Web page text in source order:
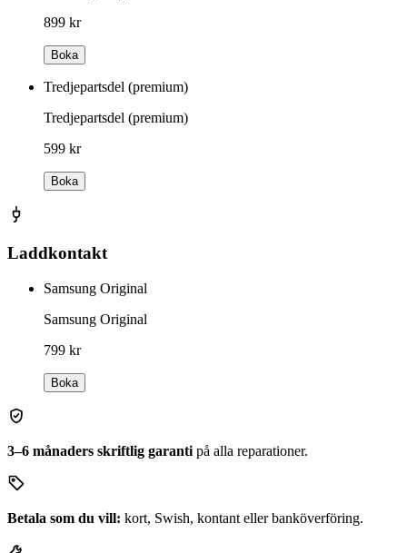
899 kr
Boka
Tredjepartsdel (premium)
Tredjepartsdel (premium)
599 kr
Boka
Laddkontakt
Samsung Original
Samsung Original
799 kr
Boka
3–6 månaders skriftlig garanti på alla reparationer.
Betala som du vill: kort, Swish, kontant eller banköverföring.